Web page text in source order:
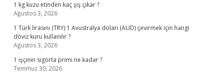
1 kg kuzu etinden kaç şiş çıkar ?
Ağustos 3, 2026
1 Türk lirasını (TRY) 1 Avustralya doları (AUD) çevirmek için hangi
döviz kuru kullanılır ?
Ağustos 3, 2026
1 işçinin sigorta primi ne kadar ?
Temmuz 30, 2026